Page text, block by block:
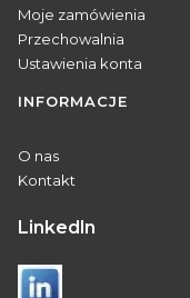
Moje zamówienia
Przechowalnia
Ustawienia konta
INFORMACJE
O nas
Kontakt
Linkedln